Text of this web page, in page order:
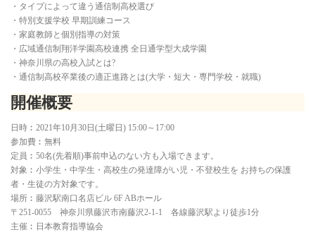
・タイプによって違う通信制高校選び
・特別支援学校 早期訓練コース
・家庭教師と個別指導の対策
・広域通信制翔洋学園高校連携 全日通学型大成学園
・神奈川県の高校入試とは?
・通信制高校卒業後の適正進路とは(大学・短大・専門学校・就職)
開催概要
日時︰2021年10月30日(土曜日) 15:00～17:00
参加費︰無料
定員︰50名(先着順)事前申込のない方も入場できます。
対象︰小学生・中学生・高校生の発達障がい児・不登校生を お持ちの保護
者・生徒の方対象です。
場所︰藤沢駅南口名店ビル 6F ABホール
〒251-0055 神奈川県藤沢市南藤沢2-1-1 各線藤沢駅より徒歩1分
主催︰日本教育指導協会